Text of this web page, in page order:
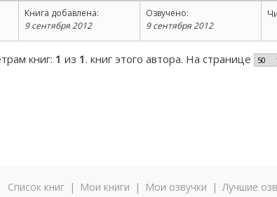
Книга добавлена:
9 сентября 2012
Озвучено:
9 сентября 2012
книг: 1 из 1. книг этого автора. На странице
Список книг | Мои книги | Мои озвучки | Лучшие